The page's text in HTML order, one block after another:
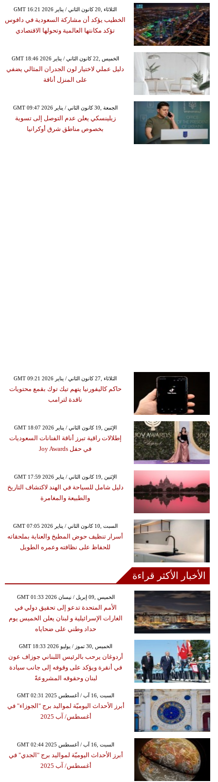
GMT 16:21 2026 الثلاثاء ,20 كانون الثاني / يناير
الخطيب يؤكد أن مشاركة السعودية في دافوس
تؤكد مكانتها العالمية وتحولها الاقتصادي
GMT 18:46 2026 الخميس ,22 كانون الثاني / يناير
دليل عملي لاختيار لون الجدران المثالي يضفي
على المنزل أناقة
GMT 09:47 2026 الجمعة ,30 كانون الثاني / يناير
زيلينسكي يعلن عدم التوصل إلى تسوية
بخصوص مناطق شرق أوكرانيا
GMT 09:21 2026 الثلاثاء ,27 كانون الثاني / يناير
حاكم كاليفورنيا يتهم تيك توك بقمع محتويات
ناقدة لترامب
GMT 18:07 2026 الإثنين ,19 كانون الثاني / يناير
إطلالات راقية تبرز أناقة الفنانات السعوديات
في حفل Joy Awards
GMT 17:59 2026 الإثنين ,19 كانون الثاني / يناير
دليل شامل للسياحة في الهند لاكتشاف التاريخ
والطبيعة والمغامرة
GMT 07:05 2026 السبت ,10 كانون الثاني / يناير
أسرار تنظيف حوض المطبخ والعناية بملحقاته
للحفاظ على نظافته وعمره الطويل
الأخبار الأكثر قراءة
GMT 01:33 2026 الخميس ,09 إبريل / نيسان
الأمم المتحدة تدعو إلى تحقيق دولي في
الغارات الإسرائيلية و لبنان يعلن الخميس يوم
حداد وطني على ضحاياه
GMT 18:33 2026 الخميس ,30 تموز / يوليو
أردوغان يرحب بالرئيس اللبناني جوزاف عون
في أنقرة ويؤكد على وقوفه إلى جانب سيادة
لبنان وحقوقه المشروعةً
GMT 02:31 2025 السبت ,16 آب / أغسطس
أبرز الأحداث اليوميّة لمواليد برج "الجوزاء" في
أغسطس/ آب 2025
GMT 02:44 2025 السبت ,16 آب / أغسطس
أبرز الأحداث اليوميّة لمواليد برج "الجدي" في
أغسطس/ آب 2025